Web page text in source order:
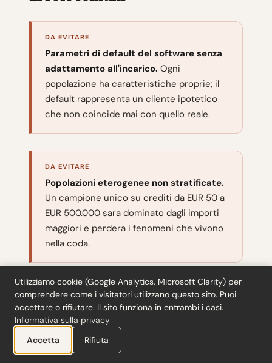
DA EVITARE
Parametri di default del software senza
adattamento all'incarico. Ogni
popolazione ha caratteristiche proprie; il
default rappresenta un cliente ipotetico
che non coincide mai con quello reale.
DA EVITARE
Popolazioni eterogenee non stratificate.
Un campione unico su crediti da EUR 50 a
EUR 500.000 sara dominato dagli importi
maggiori e perdera i fenomeni che vivono
nella coda.
DA EVITARE
Errore atteso copiato dall'esercizio
precedente.Se i test preliminari
segnalano un tasso diverso, va rivisto. La
SALY e la prima amica dell'osservazione
Utilizziamo cookie (Google Analytics, Microsoft Clarity) per
comprendere come i visitatori utilizzano questo sito. Puoi
accettare o rifiutare. Il sito funziona in entrambi i casi.
Informativa sulla privacy
Accetta
Rifiuta